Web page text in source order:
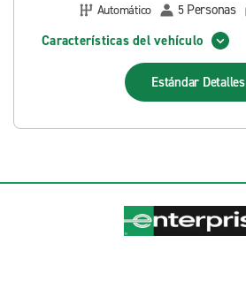
Automático
5 Personas
Características del vehículo
Estándar Detalles